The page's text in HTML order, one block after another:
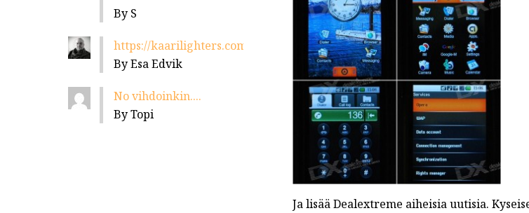
Ja lisää Dealextreme aiheisia uutisia.
By S
https://kaarilighters.com/jalleenmyyjat/...
By Esa Edvik
No vihdoinkin....
By Topi